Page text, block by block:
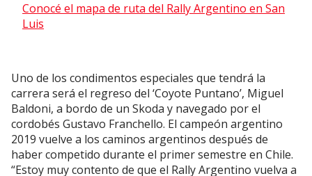
Conocé el mapa de ruta del Rally Argentino en San
Luis
Uno de los condimentos especiales que tendrá la
carrera será el regreso del ‘Coyote Puntano’, Miguel
Baldoni, a bordo de un Skoda y navegado por el
cordobés Gustavo Franchello. El campeón argentino
2019 vuelve a los caminos argentinos después de
haber competido durante el primer semestre en Chile.
“Estoy muy contento de que el Rally Argentino vuelva a